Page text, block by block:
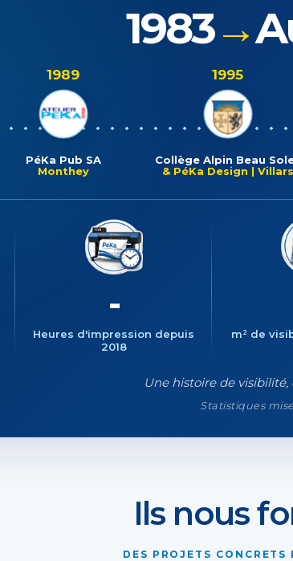
1983→
1989
PéKa Pub SA
Monthey
1995
Collège Alpin Beau
& PéKa Design | Villars
2'823
Heures d'impression depuis
2018
m² de
Une histoire de visibilité,
Statistiques
Ils nous
DES PROJETS